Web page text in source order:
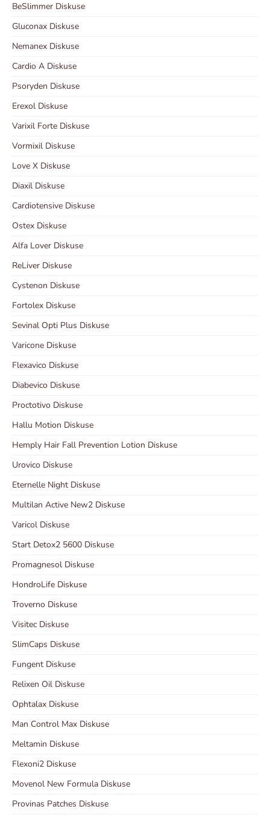
BeSlimmer Diskuse
Gluconax Diskuse
Nemanex Diskuse
Cardio A Diskuse
Psoryden Diskuse
Erexol Diskuse
Varixil Forte Diskuse
Vormixil Diskuse
Love X Diskuse
Diaxil Diskuse
Cardiotensive Diskuse
Ostex Diskuse
Alfa Lover Diskuse
ReLiver Diskuse
Cystenon Diskuse
Fortolex Diskuse
Sevinal Opti Plus Diskuse
Varicone Diskuse
Flexavico Diskuse
Diabevico Diskuse
Proctotivo Diskuse
Hallu Motion Diskuse
Hemply Hair Fall Prevention Lotion Diskuse
Urovico Diskuse
Eternelle Night Diskuse
Multilan Active New2 Diskuse
Varicol Diskuse
Start Detox2 5600 Diskuse
Promagnesol Diskuse
HondroLife Diskuse
Troverno Diskuse
Visitec Diskuse
SlimCaps Diskuse
Fungent Diskuse
Relixen Oil Diskuse
Ophtalax Diskuse
Man Control Max Diskuse
Meltamin Diskuse
Flexoni2 Diskuse
Movenol New Formula Diskuse
Provinas Patches Diskuse